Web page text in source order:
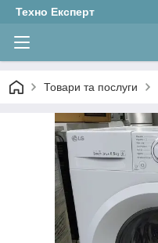
Техно Експерт
Товари та послуги